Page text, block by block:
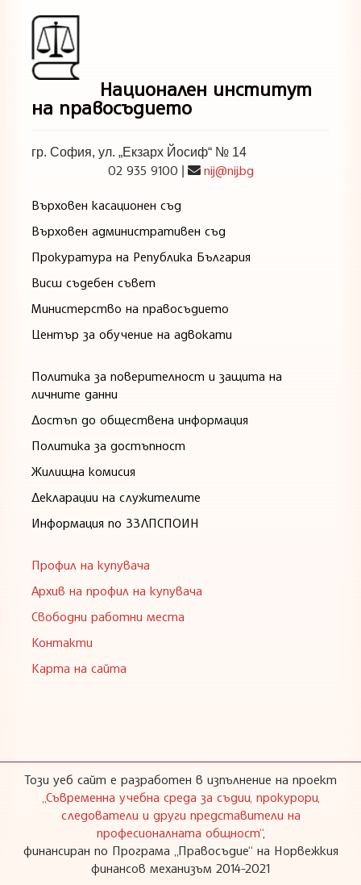
Национален институт
на правосъдието
гр. София, ул. „Екзарх Йосиф“ № 14
02 935 9100 nij@nij.bg
Върховен касационен съд
Върховен административен съд
Прокуратура на Република България
Висш съдебен съвет
Министерство на правосъдието
Център за обучение на адвокати
Политика за поверителност и защита на
личните данни
Достъп до обществена информация
Политика за достъпност
Жилищна комисия
Декларации на служителите
Информация по ЗЗЛПСПОИН
Профил на купувача
Архив на профил на купувача
Свободни работни места
Контакти
Карта на сайта
Този уеб сайт е разработен в изпълнение на проект
„Съвременна учебна среда за съдии, прокурори,
следователи и други представители на
професионалната общност“,
финансиран по Програма „Правосъдие“ на Норвежкия
финансов механизъм 2014-2021